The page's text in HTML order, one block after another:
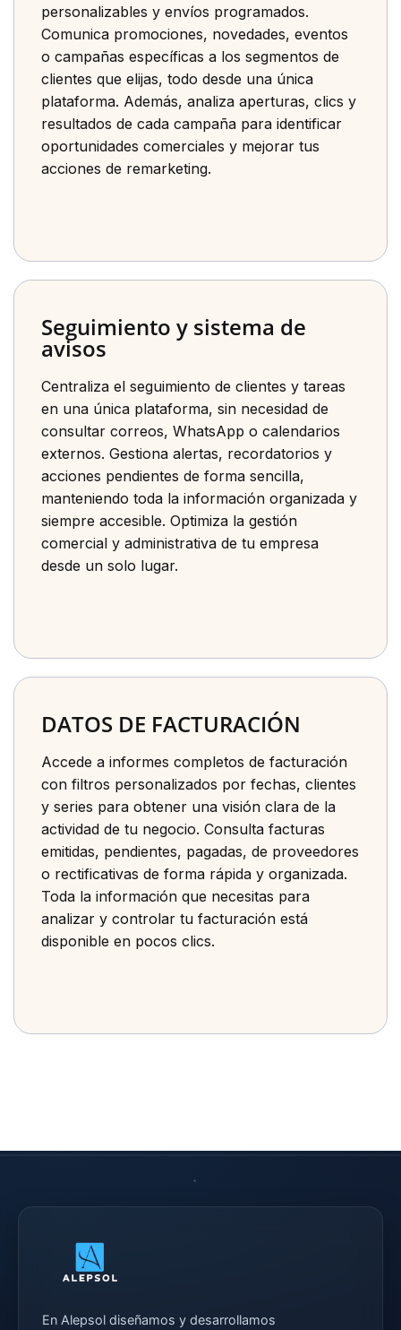
personalizables y envíos programados.
Comunica promociones, novedades, eventos
o campañas específicas a los segmentos de
clientes que elijas, todo desde una única
plataforma. Además, analiza aperturas, clics y
resultados de cada campaña para identificar
oportunidades comerciales y mejorar tus
acciones de remarketing.
Seguimiento y sistema de
avisos
Centraliza el seguimiento de clientes y tareas
en una única plataforma, sin necesidad de
consultar correos, WhatsApp o calendarios
externos. Gestiona alertas, recordatorios y
acciones pendientes de forma sencilla,
manteniendo toda la información organizada y
siempre accesible. Optimiza la gestión
comercial y administrativa de tu empresa
desde un solo lugar.
DATOS DE FACTURACIÓN
Accede a informes completos de facturación
con filtros personalizados por fechas, clientes
y series para obtener una visión clara de la
actividad de tu negocio. Consulta facturas
emitidas, pendientes, pagadas, de proveedores
o rectificativas de forma rápida y organizada.
Toda la información que necesitas para
analizar y controlar tu facturación está
disponible en pocos clics.
En Alepsol diseñamos y desarrollamos